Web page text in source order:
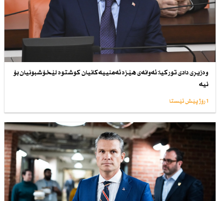
وەزیری دادی توركیا: ئەوانەی هێزە ئەمنییەكانیان كوشتوە لێخۆشبونیان بۆ
نیە
1 رۆژ پێش ئێستا